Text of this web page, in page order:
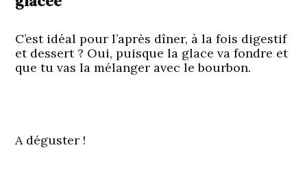
C’est idéal pour l’après dîner, à la fois digestif
et dessert ? Oui, puisque la glace va fondre et
que tu vas la mélanger avec le bourbon.
A déguster !